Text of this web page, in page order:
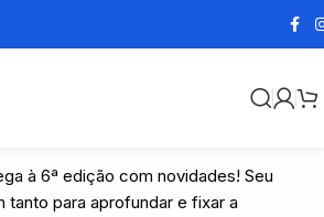
à 6ª edição com novidades! Seu
para aprofundar e fixar a